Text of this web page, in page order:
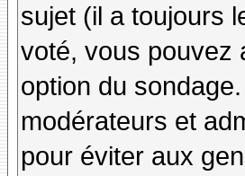
sujet (il a toujours
voté, vous pouvez
option du
modérateurs et
pour éviter aux